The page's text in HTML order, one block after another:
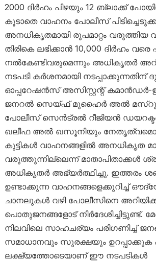
2000 ദിർഹം പിഴയും 12 ബ്ലാക്ക്
കൂടാതെ വാഹനം പോലീസ്
അനധികൃതമായി രൂപമാറ്റം വരുത്തിയ
തിരികെ ലഭിക്കാൻ 10,000 ദിർഹം
നൽകേണ്ടിവരുമെന്നും അധികൃതർ
നടപടി കർശനമായി
ഓപ്പറേഷൻസ് അസിസ്റ്റന്റ് കമാൻഡർ-
ജനറൽ സെയ്ഫ് മുഹൈർ അൽ
പോലീസ് സെൻട്രൽ റീജിയൻ
ഖലീഫ അൽ ഖസൂനിയും
കുട്ടികൾ വാഹനങ്ങളിൽ അനധികൃത
വരുത്തുന്നില്ലെന്ന് മാതാപിതാക്കൾ
അധികൃതർ അഭ്യർത്ഥിച്ചു. ഇത്തരം
ഉണ്ടാക്കുന്ന വാഹനങ്ങളെക്കുറിച്ച്
ചാനലുകൾ വഴി പോലീസിനെ
പൊതുജനങ്ങളോട് നിർദേശിച്ചിട്ടുണ്ട്.
നിലവിലെ സാഹചര്യം പരിഗണിച്ച്
സമാധാനവും സുരക്ഷയും ഉറപ്പാക്കുക
ലക്ഷ്യത്തോടെയാണ് ഈ നടപടികൾ